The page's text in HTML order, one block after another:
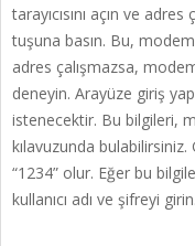
tarayıcısını açın ve
tuşuna basın. Bu,
adres çalışmazsa,
deneyin. Arayüze giriş
istenecektir. Bu bilgileri,
kılavuzunda bulabilirsiniz.
“1234” olur. Eğer bu
kullanıcı adı ve şifreyi girin.